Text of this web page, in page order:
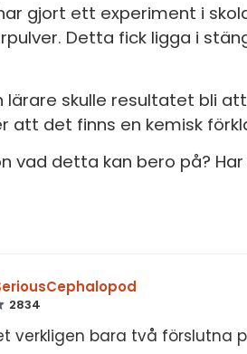
gjort ett experiment i
Detta fick ligga i
lärare skulle resultatet bli
att det finns en kemisk
vad detta kan bero på?
2834
verkligen bara två förslutna